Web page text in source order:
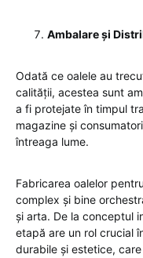
Ambalare și
Odată ce oalele au
calității, acestea sunt
a fi protejate în timpul
magazine și
întreaga lume.
Fabricarea oalelor
complex și bine
și arta. De la conceptul
etapă are un rol crucial
durabile și estetice,